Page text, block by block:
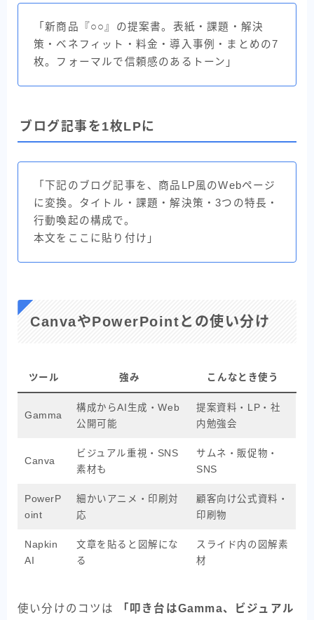
「新商品『○○』の提案書。表紙・課題・解決
策・ベネフィット・料金・導入事例・まとめの7
枚。フォーマルで信頼感のあるトーン」
ブログ記事を1枚LPに
「下記のブログ記事を、商品LP風のWebページ
に変換。タイトル・課題・解決策・3つの特長・
行動喚起の構成で。
本文をここに貼り付け」
CanvaやPowerPointとの使い分け
ツール 強み こんなとき使う
Gamma
構成からAI生成・Web
公開可能
提案資料・LP・社
内勉強会
Canva
ビジュアル重視・SNS
素材も
サムネ・販促物・
SNS
PowerP
oint
細かいアニメ・印刷対
応
顧客向け公式資料・
印刷物
Napkin
AI
文章を貼ると図解にな
る
スライド内の図解素
材
使い分けのコツは
「叩き台はGamma、ビジュアル